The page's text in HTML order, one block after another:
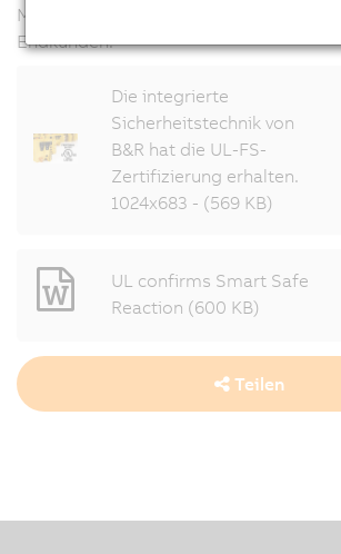
Maschineninstallationen bei
Endkunden.
Die integrierte
Sicherheitstechnik von
B&R hat die UL-FS-
Zertifizierung erhalten.
1024x683 - (569 KB)
UL confirms Smart Safe
Reaction (600 KB)
Teilen